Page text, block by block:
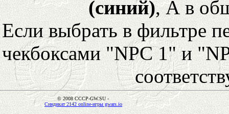
(синий), А в
Если выбрать в фильтре
чекбоксами "NPC 1" и
© 2008 CCCP-GW.SU -
Синдикат 2142 online-игры gwars.io